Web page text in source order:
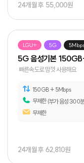
24개월 후 55,000원
LGU+ 5G
5G 음성기본
빠른속도로 맘껏 사용해요
150GB + 5Mbps
무제한(부가 음성 300
무제한
24개월 후 62,810원